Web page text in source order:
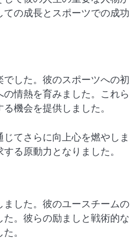
の成長とスポーツでの成功
した。彼のスポーツへの初
情熱を育みました。これら
機会を提供しました。
てさらに向上心を燃やしま
る原動力となりました。
した。彼のユースチームの
。彼らの励ましと戦術的な
。